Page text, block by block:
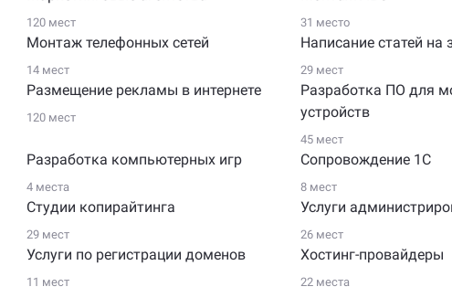
120 мест 31 место
Монтаж телефонных сетей
14 мест
Написание статей на
29 мест
Размещение рекламы в интернете
120 мест
Разработка ПО для
устройств
45 мест
Разработка компьютерных игр
4 места
Сопровождение 1С
8 мест
Студии копирайтинга
29 мест
Услуги
26 мест
Услуги по регистрации доменов
11 мест
Хостинг-провайдеры
22 места